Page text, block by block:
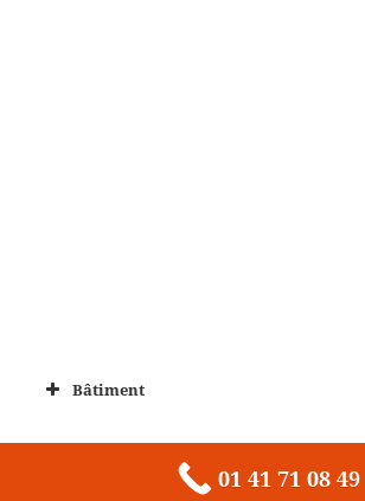
Bâtiment
Fièrement propulsé par WordPress01 41 71 08 49